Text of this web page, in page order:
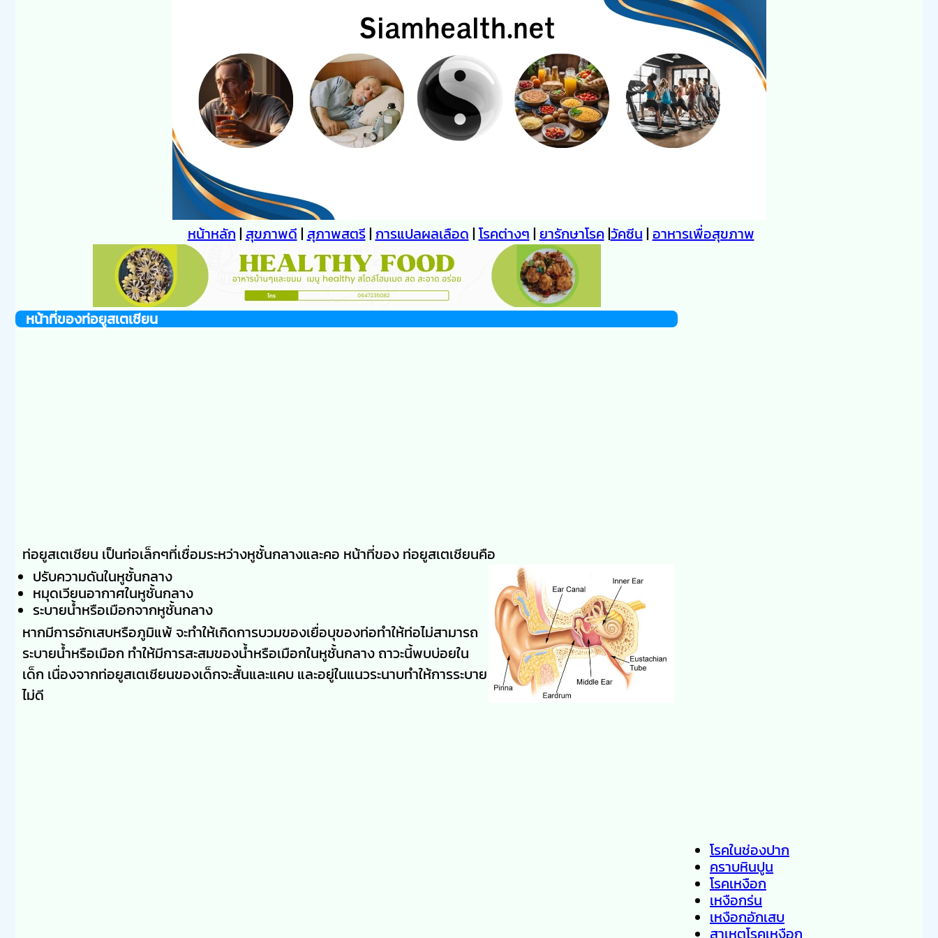
หน้าหลัก|สุขภาพดี|สุภาพสตรี|การแปลผลเลือด|โรคต่างๆ|ยารักษาโรค|วัคซีน|อาหารเพื่อสุขภาพ
หน้าที่ของท่อยูสเตเชียน
ท่อยูสเตเชียน เป็นท่อเล็กๆที่เชื่อมระหว่างหูชั้นกลางและคอ หน้าที่ของ ท่อยูสเตเชียนคือ
ปรับความดันในหูชั้นกลาง
หมุดเวียนอากาศในหูชั้นกลาง
ระบายน้ำหรือเมือกจากหูชั้นกลาง
หากมีการอักเสบหรือภูมิแพ้ จะทำให้เกิดการบวมของเยื่อบุของท่อทำให้ท่อไม่สามารถ
ระบายน้ำหรือเมือก ทำให้มีการสะสมของน้ำหรือเมือกในหูชั้นกลาง ถาวะนี้พบบ่อยใน
เด็ก เนื่องจากท่อยูสเตเชียนของเด็กจะสั้นและแคบ และอยู่ในแนวระนาบทำให้การระบาย
ไม่ดี
โรคในช่องปาก
คราบหินปูน
โรคเหงือก
เหงือกร่น
เหงือกอักเสบ
สาเหตุโรคเหงือก